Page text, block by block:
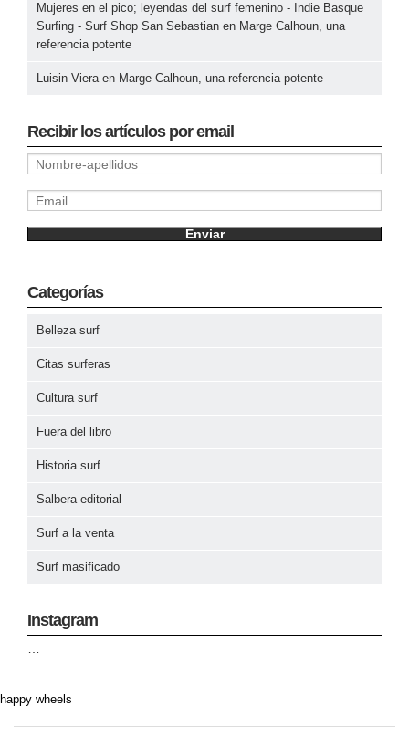
Mujeres en el pico; leyendas del surf femenino - Indie Basque
Surfing - Surf Shop San Sebastian en Marge Calhoun, una
referencia potente
Luisin Vieraen Marge Calhoun, una referencia potente
Recibir los artículos por email
Categorías
Belleza surf
Citas surferas
Cultura surf
Fuera del libro
Historia surf
Salbera editorial
Surf a la venta
Surf masificado
Instagram
happy wheels